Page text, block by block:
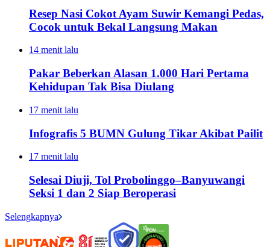
Resep Nasi Cokot Ayam Suwir Kemangi Pedas,
Cocok untuk Bekal Langsung Makan
14 menit lalu
Pakar Beberkan Alasan 1.000 Hari Pertama
Kehidupan Tak Bisa Diulang
17 menit lalu
Infografis 5 BUMN Gulung Tikar Akibat Pailit
17 menit lalu
Selesai Diuji, Tol Probolinggo–Banyuwangi
Seksi 1 dan 2 Siap Beroperasi
Selengkapnya